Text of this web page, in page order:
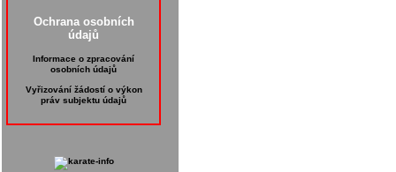
Ochrana osobních
údajů
Informace o zpracování
osobních údajů
Vyřizování žádostí o výkon
práv subjektu údajů